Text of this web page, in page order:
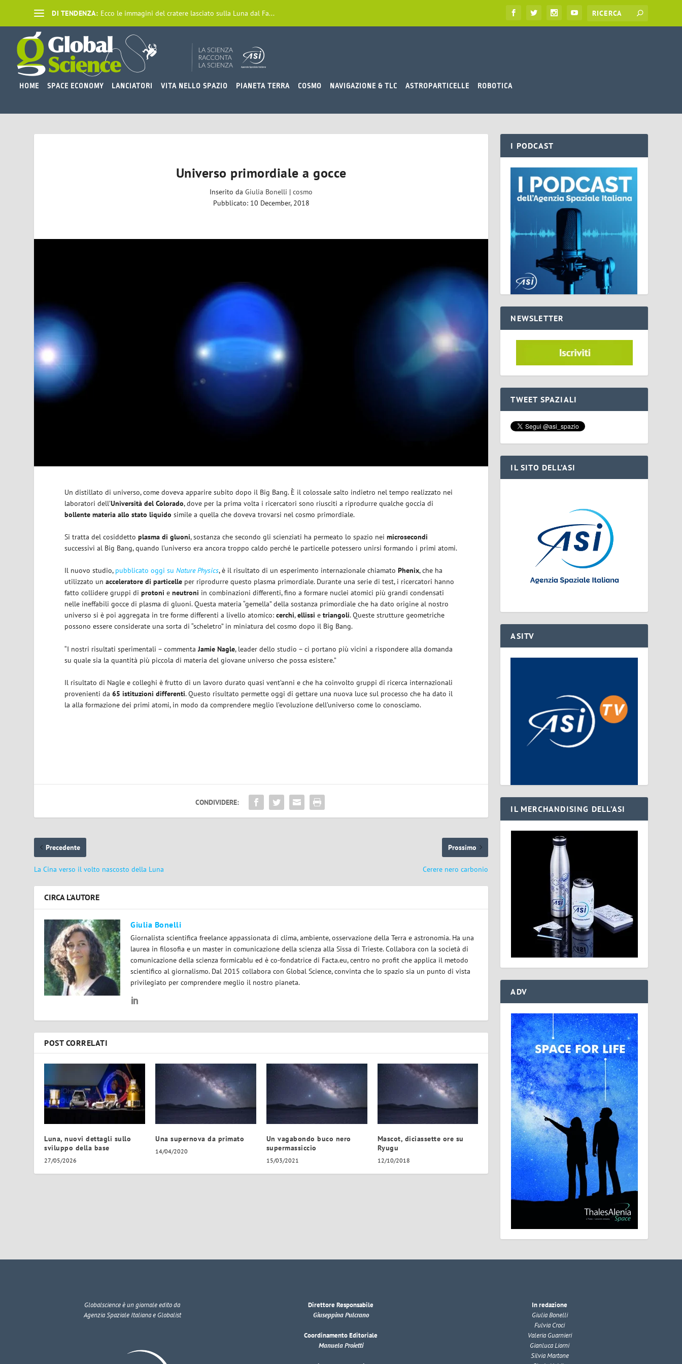
DI TENDENZA: Ecco le immagini del cratere lasciato sulla Luna dal Fa...
HOME SPACE ECONOMY LANCIATORI VITA NELLO SPAZIO PIANETA TERRA COSMO NAVIGAZIONE & TLC ASTROPARTICELLE ROBOTICA
Universo primordiale a gocce
Inserito daGiulia Bonelli |cosmo
Pubblicato: 10 December, 2018
Un distillato di universo, come doveva apparire subito dopo il Big Bang. È il colossale salto indietro nel tempo realizzato nei
laboratori dell’Università del Colorado, dove per la prima volta i ricercatori sono riusciti a riprodurre qualche goccia di
bollente materia allo stato liquido simile a quella che doveva trovarsi nel cosmo primordiale.
Si tratta del cosiddettoplasma di gluoni, sostanza che secondo gli scienziati ha permeato lo spazio neimicrosecondi
successivi al Big Bang, quando l’universo era ancora troppo caldo perché le particelle potessero unirsi formando i primi atomi.
Il nuovo studio, pubblicato oggi suNature Physics, è il risultato di un esperimento internazionale chiamatoPhenix, che ha
utilizzato unacceleratore di particelle per riprodurre questo plasma primordiale. Durante una serie di test, i ricercatori hanno
fatto collidere gruppi diprotoni eneutroni in combinazioni differenti, fino a formare nuclei atomici più grandi condensati
nelle ineffabili gocce di plasma di gluoni. Questa materia “gemella” della sostanza primordiale che ha dato origine al nostro
universo si è poi aggregata in tre forme differenti a livello atomico:cerchi,ellissi etriangoli. Queste strutture geometriche
possono essere considerate una sorta di “scheletro” in miniatura del cosmo dopo il Big Bang.
“I nostri risultati sperimentali – commentaJamie Nagle, leader dello studio – ci portano più vicini a rispondere alla domanda
su quale sia la quantità più piccola di materia del giovane universo che possa esistere.”
Il risultato di Nagle e colleghi è frutto di un lavoro durato quasi vent’anni e che ha coinvolto gruppi di ricerca internazionali
provenienti da65 istituzioni differenti. Questo risultato permette oggi di gettare una nuova luce sul processo che ha dato il
la alla formazione dei primi atomi, in modo da comprendere meglio l’evoluzione dell’universo come lo conosciamo.
CONDIVIDERE:
Precedente
La Cina verso il volto nascosto della Luna
Prossimo
Cerere nero carbonio
CIRCA L'AUTORE
Giulia Bonelli
Giornalista scientifica freelance appassionata di clima, ambiente, osservazione della Terra e astronomia. Ha una
laurea in filosofia e un master in comunicazione della scienza alla Sissa di Trieste. Collabora con la società di
comunicazione della scienza formicablu ed è co-fondatrice di Facta.eu, centro no profit che applica il metodo
scientifico al giornalismo. Dal 2015 collabora con Global Science, convinta che lo spazio sia un punto di vista
privilegiato per comprendere meglio il nostro pianeta.
POST CORRELATI
Luna, nuovi dettagli sullo
sviluppo della base
27/05/2026
Una supernova da primato
14/04/2020
Un vagabondo buco nero
supermassiccio
15/03/2021
Mascot, diciassette ore su
Ryugu
12/10/2018
I PODCAST
NEWSLETTER
TWEET SPAZIALI
IL SITO DELL’ASI
ASITV
IL MERCHANDISING DELL’ASI
ADV
Globalscienceè un giornale edito da
Agenzia Spaziale Italiana e Globalist
Direttore Responsabile
Giuseppina Pulcrano
Coordinamento Editoriale
Manuela Proietti
In redazione
Giulia Bonelli
Fulvia Croci
Valeria Guarnieri
Gianluca Liorni
Silvia Martone